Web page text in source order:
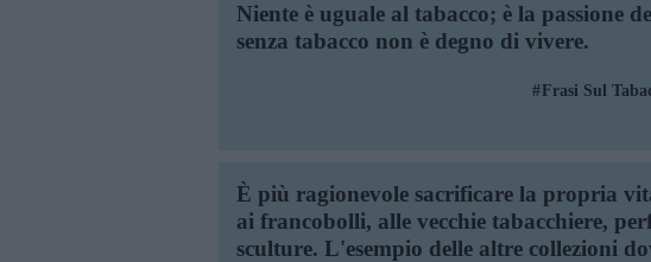
Niente è uguale al tabacco; è la passione
senza tabacco non è degno di vivere.
Frasi Sul
È più ragionevole sacrificare la propria
ai francobolli, alle vecchie tabacchiere,
sculture. L'esempio delle altre collezioni